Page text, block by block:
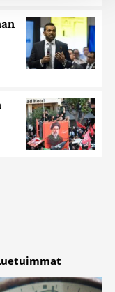
ja analytiikka-
käytät
näitä
heille tai joita on
Tietoja